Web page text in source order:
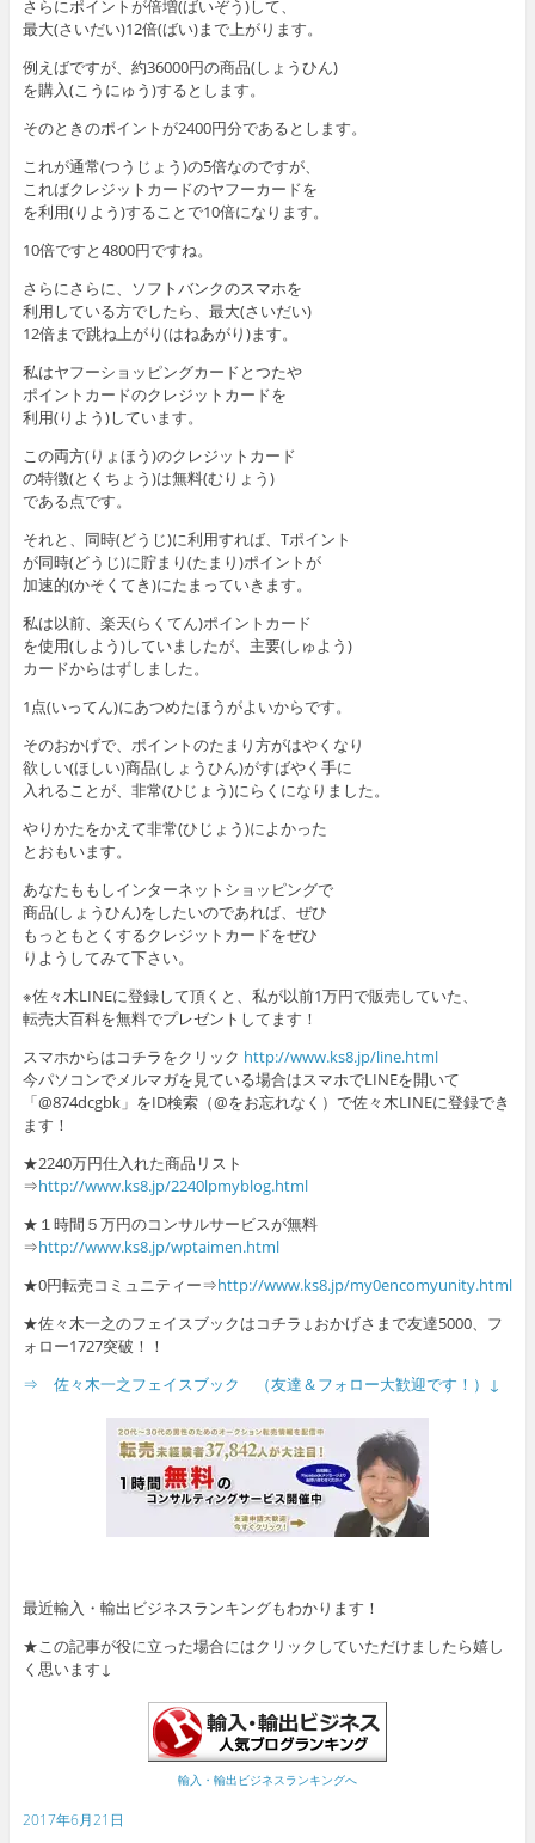
さらにポイントが倍増(ばいぞう)して、
最大(さいだい)12倍(ばい)まで上がります。
例えばですが、約36000円の商品(しょうひん)
を購入(こうにゅう)するとします。
そのときのポイントが2400円分であるとします。
これが通常(つうじょう)の5倍なのですが、
こればクレジットカードのヤフーカードを
を利用(りよう)することで10倍になります。
10倍ですと4800円ですね。
さらにさらに、ソフトバンクのスマホを
利用している方でしたら、最大(さいだい)
12倍まで跳ね上がり(はねあがり)ます。
私はヤフーショッピングカードとつたや
ポイントカードのクレジットカードを
利用(りよう)しています。
この両方(りょほう)のクレジットカード
の特徴(とくちょう)は無料(むりょう)
である点です。
それと、同時(どうじ)に利用すれば、Tポイント
が同時(どうじ)に貯まり(たまり)ポイントが
加速的(かそくてき)にたまっていきます。
私は以前、楽天(らくてん)ポイントカード
を使用(しよう)していましたが、主要(しゅよう)
カードからはずしました。
1点(いってん)にあつめたほうがよいからです。
そのおかげで、ポイントのたまり方がはやくなり
欲しい(ほしい)商品(しょうひん)がすばやく手に
入れることが、非常(ひじょう)にらくになりました。
やりかたをかえて非常(ひじょう)によかった
とおもいます。
あなたももしインターネットショッピングで
商品(しょうひん)をしたいのであれば、ぜひ
もっともとくするクレジットカードをぜひ
りようしてみて下さい。
※佐々木LINEに登録して頂くと、私が以前1万円で販売していた、
転売大百科を無料でプレゼントしてます！
スマホからはコチラをクリック http://www.ks8.jp/line.html
今パソコンでメルマガを見ている場合はスマホでLINEを開いて
「@874dcgbk」をID検索（@をお忘れなく）で佐々木LINEに登録でき
ます！
★2240万円仕入れた商品リスト
⇒http://www.ks8.jp/2240lpmyblog.html
★１時間５万円のコンサルサービスが無料
⇒http://www.ks8.jp/wptaimen.html
★0円転売コミュニティー⇒http://www.ks8.jp/my0encomyunity.html
★佐々木一之のフェイスブックはコチラ↓おかげさまで友達5000、フ
ォロー1727突破！！
⇒ 佐々木一之フェイスブック （友達＆フォロー大歓迎です！）↓
最近輸入・輸出ビジネスランキングもわかります！
★この記事が役に立った場合にはクリックしていただけましたら嬉し
く思います↓
輸入・輸出ビジネスランキングへ
2017年6月21日